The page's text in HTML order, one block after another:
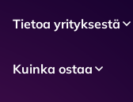
Tietoa yrityksestä
Kuinka ostaa